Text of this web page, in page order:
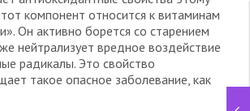
компонент относится к витаминам
Он активно борется со старением
нейтрализует вредное воздействие
радикалы. Это свойство
такое опасное заболевание, как